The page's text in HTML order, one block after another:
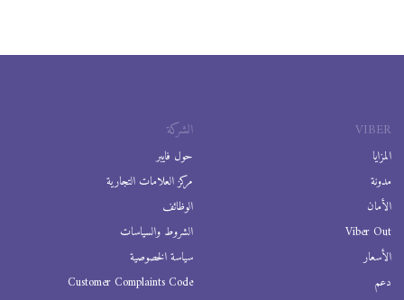
VIBER
المزايا
مدونة
الأمان
Viber Out
الأسعار
دعم
الشركة
حول فايبر
مركز العلامات التجارية
الوظائف
الشروط والسياسات
سياسة الخصوصية
Customer Complaints Code